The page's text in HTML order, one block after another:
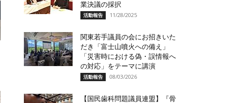
業決議の採択
活動報告 11/28/2025
関東若手議員の会にお招きいた
だき「富士山噴火への備え」
「災害時における偽・誤情報へ
の対応」をテーマに講演
活動報告 08/03/2026
【国民歯科問題議員連盟】『骨